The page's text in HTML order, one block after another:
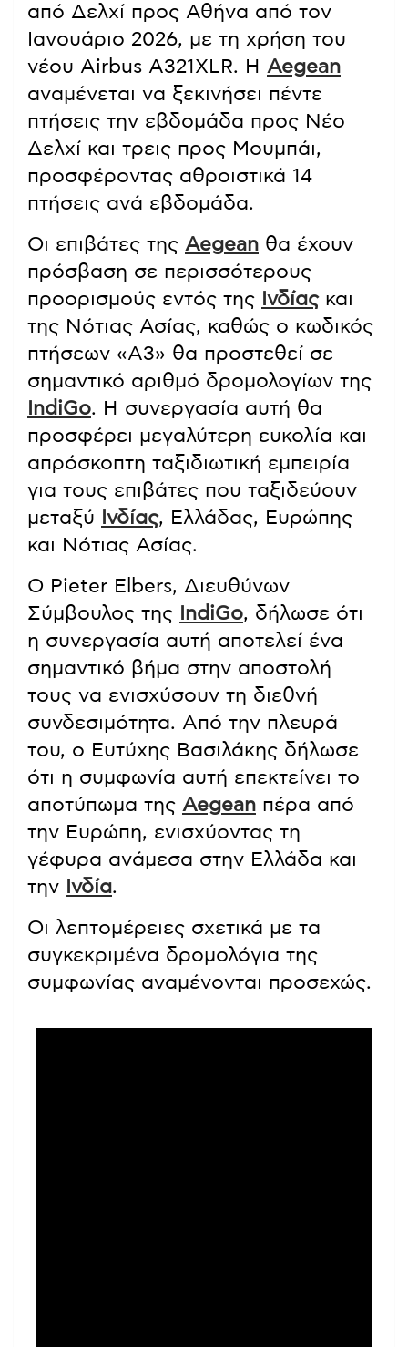
από Δελχί προς Αθήνα από τον
Ιανουάριο 2026, με τη χρήση του
νέου Airbus A321XLR. Η Aegean
αναμένεται να ξεκινήσει πέντε
πτήσεις την εβδομάδα προς Νέο
Δελχί και τρεις προς Μουμπάι,
προσφέροντας αθροιστικά 14
πτήσεις ανά εβδομάδα.
Οι επιβάτες της Aegean θα έχουν
πρόσβαση σε περισσότερους
προορισμούς εντός της Ινδίαςκαι
της Νότιας Ασίας, καθώς ο κωδικός
πτήσεων «A3» θα προστεθεί σε
σημαντικό αριθμό δρομολογίων της
IndiGo. Η συνεργασία αυτή θα
προσφέρει μεγαλύτερη ευκολία και
απρόσκοπτη ταξιδιωτική εμπειρία
για τους επιβάτες που ταξιδεύουν
μεταξύ
Ινδίας, Ελλάδας, Ευρώπης
και Νότιας Ασίας.
Ο Pieter Elbers, Διευθύνων
Σύμβουλος της
IndiGo, δήλωσε ότι
η συνεργασία αυτή αποτελεί ένα
σημαντικό βήμα στην αποστολή
τους να ενισχύσουν τη διεθνή
συνδεσιμότητα. Από την πλευρά
του, ο Ευτύχης Βασιλάκης δήλωσε
ότι η συμφωνία αυτή επεκτείνει το
αποτύπωμα της Aegean πέρα από
την Ευρώπη, ενισχύοντας τη
γέφυρα ανάμεσα στην Ελλάδα και
την Ινδία.
Οι λεπτομέρειες σχετικά με τα
συγκεκριμένα δρομολόγια της
συμφωνίας αναμένονται προσεχώς.